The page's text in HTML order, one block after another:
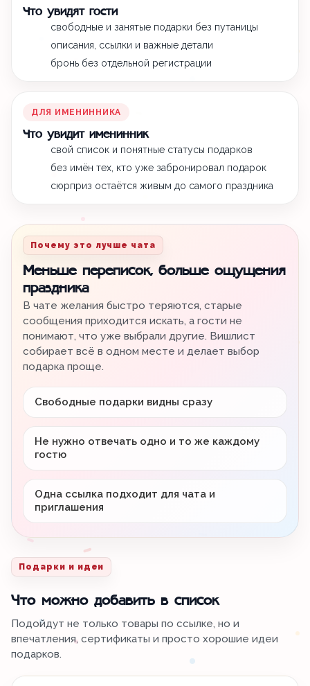
Что увидят гости
свободные и занятые подарки без путаницы
описания, ссылки и важные детали
бронь без отдельной регистрации
ДЛЯ ИМЕНИННИКА
Что увидит именинник
свой список и понятные статусы подарков
без имён тех, кто уже забронировал подарок
сюрприз остаётся живым до самого праздника
Почему это лучше чата
Меньше переписок, больше ощущения
праздника
В чате желания быстро теряются, старые
сообщения приходится искать, а гости не
понимают, что уже выбрали другие. Вишлист
собирает всё в одном месте и делает выбор
подарка проще.
Свободные подарки видны сразу
Не нужно отвечать одно и то же каждому
гостю
Одна ссылка подходит для чата и
приглашения
Подарки и идеи
Что можно добавить в список
Подойдут не только товары по ссылке, но и
впечатления, сертификаты и просто хорошие идеи
подарков.